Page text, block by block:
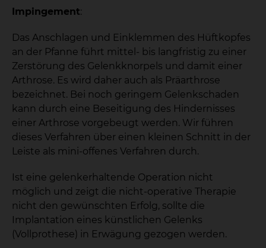
Impingement:
Das Anschlagen und Einklemmen des Hüftkopfes
an der Pfanne führt mittel- bis langfristig zu einer
Zerstörung des Gelenkknorpels und damit einer
Arthrose. Es wird daher auch als Präarthrose
bezeichnet. Bei noch geringem Gelenkschaden
kann durch eine Beseitigung des Hindernisses
einer Arthrose vorgebeugt werden. Wir führen
dieses Verfahren über einen kleinen Schnitt in der
Leiste als mini-offenes Verfahren durch.
Ist eine gelenkerhaltende Operation nicht
möglich und zeigt die nicht-operative Therapie
nicht den gewünschten Erfolg, sollte die
Implantation eines künstlichen Gelenks
(Vollprothese) in Erwägung gezogen werden.